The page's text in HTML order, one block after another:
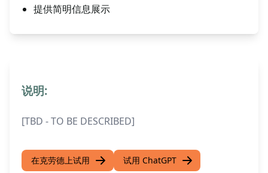
提供简明信息展示
说明:
[TBD - TO BE DESCRIBED]
在克劳德上试用 试用 ChatGPT